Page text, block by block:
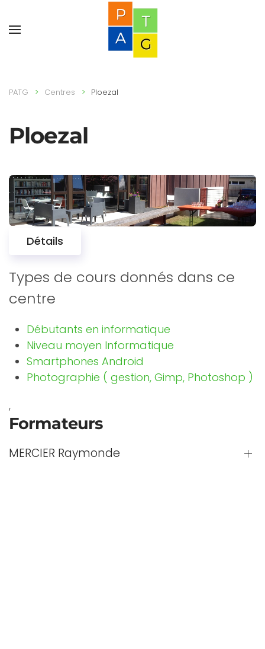
PATG Centres Ploezal
Ploezal
Détails
Types de cours donnés dans ce
centre
Débutants en informatique
Niveau moyen Informatique
Smartphones Android
Photographie ( gestion, Gimp, Photoshop )
,
Formateurs
MERCIER Raymonde